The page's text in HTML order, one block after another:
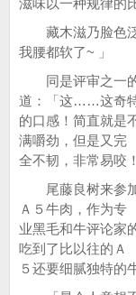
滋味以一种规律的
藏木滋乃脸色泛
我腰都软了~ 」
同是评审之一的
道：「这……这奇
的口感！简直就是
满嚼劲，但是又完
全不韧，非常易咬
尾藤良树来参加
Ａ５牛肉，作为专
业黑毛和牛评论家
吃到了比以往的Ａ
５还要细腻独特的